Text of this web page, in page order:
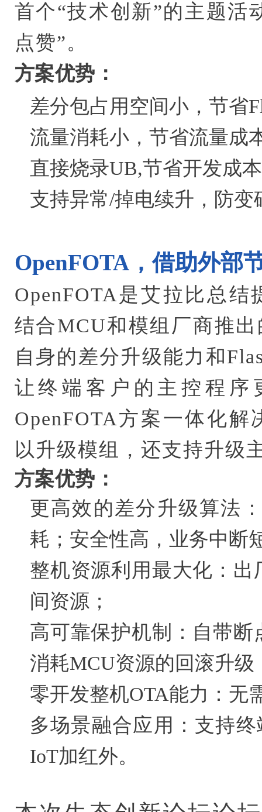
首个“技术创新”的主题活
点赞”。
方案优势：
差分包占用空间小，节省
流量消耗小，节省流量成
直接烧录UB,节省开发成本
支持异常/掉电续升，防变
OpenFOTA，借助外部
OpenFOTA是艾拉比总
结合MCU和模组厂商推
自身的差分升级能力和
让终端客户的主控程序
OpenFOTA方案一体化
以升级模组，还支持升级
方案优势：
更高效的差分升级算法
耗；安全性高，业务中断
整机资源利用最大化：
间资源；
高可靠保护机制：自带
消耗MCU资源的回滚升级
零开发整机OTA能力：无
多场景融合应用：支持
IoT加红外。